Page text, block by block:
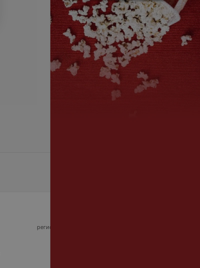
регистрирующий орган - Минский горисполком